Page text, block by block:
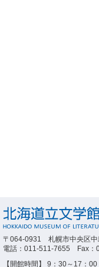
〒064-0931 札幌市中央区中
電話：011-511-7655 Fax：
【開館時間】 9：30～17：